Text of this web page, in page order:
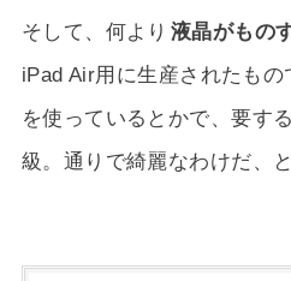
そして、何より 液晶がもの
iPad Air用に生産されたも
を使っているとかで、要す
級。通りで綺麗なわけだ、と